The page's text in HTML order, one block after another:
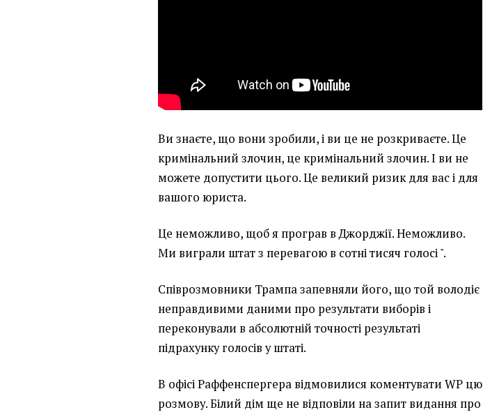
Ви знаєте, що вони зробили, і ви це не розкриваєте. Це
кримінальний злочин, це кримінальний злочин. І ви не
можете допустити цього. Це великий ризик для вас і для
вашого юриста.
Це неможливо, щоб я програв в Джорджії. Неможливо.
Ми виграли штат з перевагою в сотні тисяч голосі ".
Співрозмовники Трампа запевняли його, що той володіє
неправдивими даними про результати виборів і
переконували в абсолютній точності результаті
підрахунку голосів у штаті.
В офісі Раффенспергера відмовилися коментувати WP цю
розмову. Білий дім ще не відповіли на запит видання про